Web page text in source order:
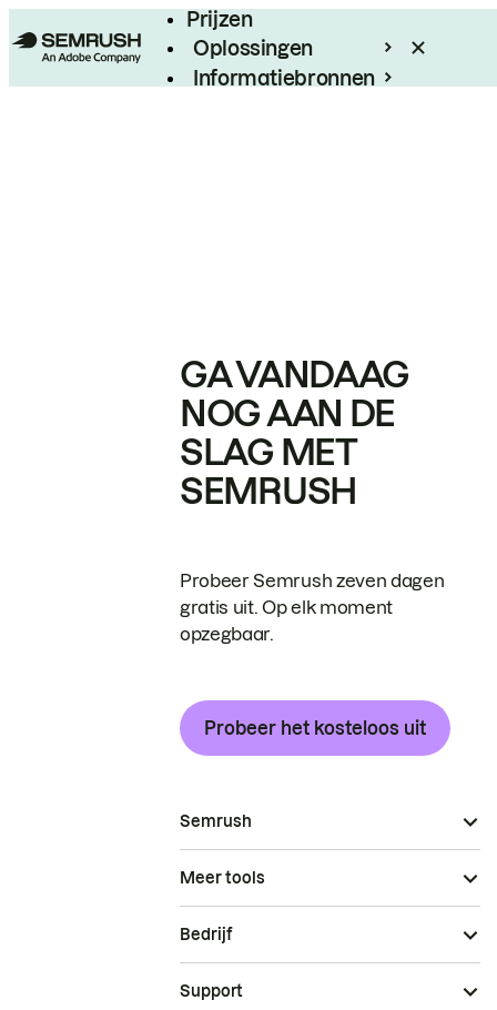
Prijzen
Oplossingen
Informatiebronnen
GA VANDAAG
NOG AAN DE
SLAG MET
SEMRUSH
Probeer Semrush zeven dagen
gratis uit. Op elk moment
opzegbaar.
Probeer het kosteloos uit
Semrush
Meer tools
Bedrijf
Support